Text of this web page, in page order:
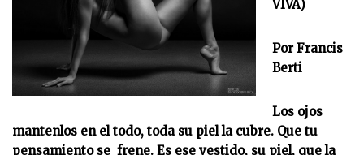
VIVA)
Por Francis
Berti
Los ojos
mantenlos en el todo, toda su piel la cubre. Que tu
pensamiento se frene. Es ese vestido, su piel, que la